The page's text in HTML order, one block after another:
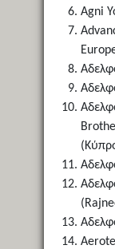
Agni